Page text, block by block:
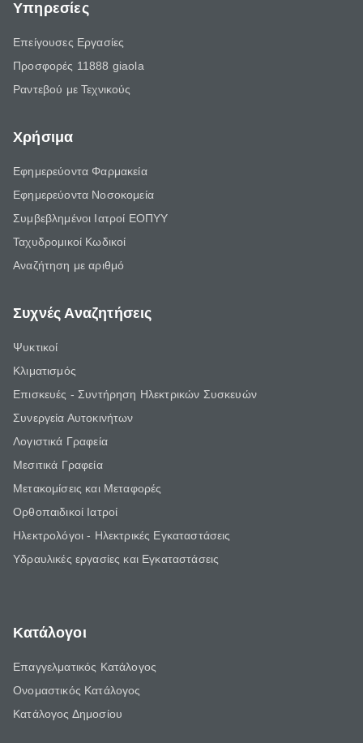
Υπηρεσίες
Επείγουσες Εργασίες
Προσφορές 11888 giaola
Ραντεβού με Τεχνικούς
Χρήσιμα
Εφημερεύοντα Φαρμακεία
Εφημερεύοντα Νοσοκομεία
Συμβεβλημένοι Ιατροί ΕΟΠΥΥ
Ταχυδρομικοί Κωδικοί
Αναζήτηση με αριθμό
Συχνές Αναζητήσεις
Ψυκτικοί
Κλιματισμός
Επισκευές - Συντήρηση Ηλεκτρικών Συσκευών
Συνεργεία Αυτοκινήτων
Λογιστικά Γραφεία
Μεσιτικά Γραφεία
Μετακομίσεις και Μεταφορές
Ορθοπαιδικοί Ιατροί
Ηλεκτρολόγοι - Ηλεκτρικές Εγκαταστάσεις
Υδραυλικές εργασίες και Εγκαταστάσεις
Κατάλογοι
Επαγγελματικός Κατάλογος
Ονομαστικός Κατάλογος
Κατάλογος Δημοσίου